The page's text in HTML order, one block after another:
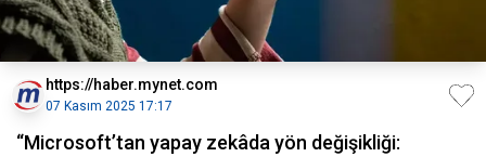
https://haber.mynet.com
07 Kasım 2025 17:17
“Microsoft’tan yapay zekâda yön değişikliği: